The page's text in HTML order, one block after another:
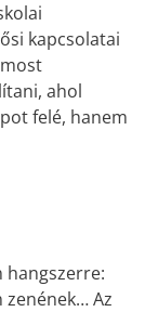
kapcsolatai
ahol
felé, hanem
hangszerre:
Az